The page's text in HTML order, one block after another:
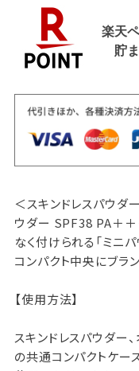
＜スキンドレスパウダ
ウダー SPF38 PA＋＋
なく付けられる「ミニ
コンパクト中央にブラ
【使用方法】
スキンドレスパウダー
の共通コンパクトケー